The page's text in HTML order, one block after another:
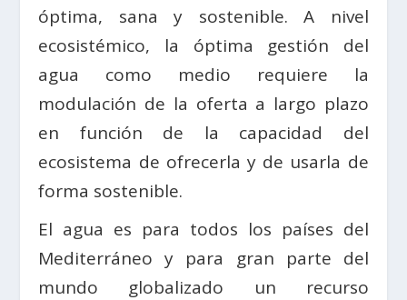
óptima, sana y sostenible. A nivel
ecosistémico, la óptima gestión del
agua como medio requiere la
modulación de la oferta a largo plazo
en función de la capacidad del
ecosistema de ofrecerla y de usarla de
forma sostenible.
El agua es para todos los países del
Mediterráneo y para gran parte del
mundo globalizado un recurso